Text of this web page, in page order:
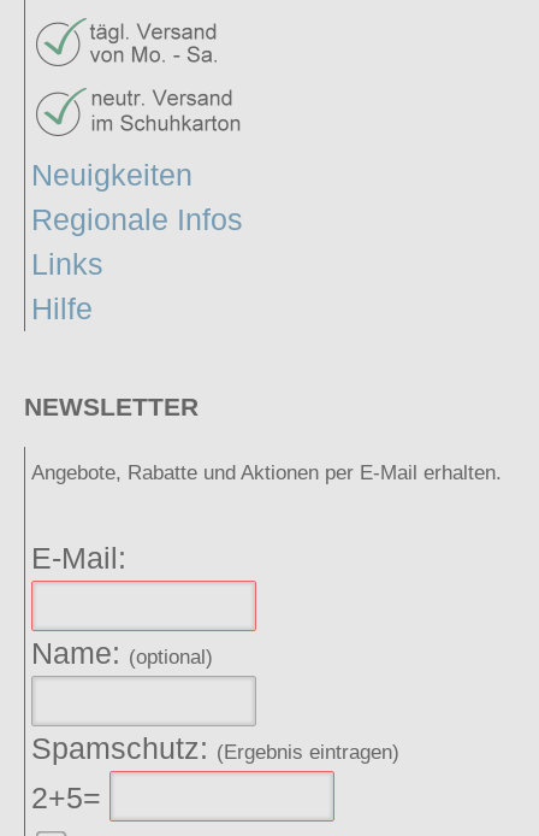
Neuigkeiten
Regionale Infos
Links
Hilfe
NEWSLETTER
Angebote, Rabatte und Aktionen per E-Mail erhalten.
E-Mail:
Name: (optional)
Spamschutz: (Ergebnis eintragen)
2+5=